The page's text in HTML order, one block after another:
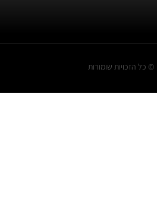
© כל הזכויות שומורות